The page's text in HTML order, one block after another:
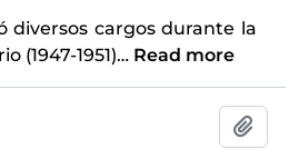
diversos cargos durante la
(1947-1951)… Read more